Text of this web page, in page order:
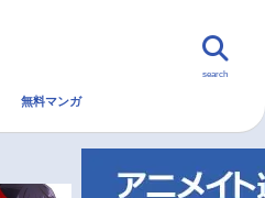
search
無料マンガ